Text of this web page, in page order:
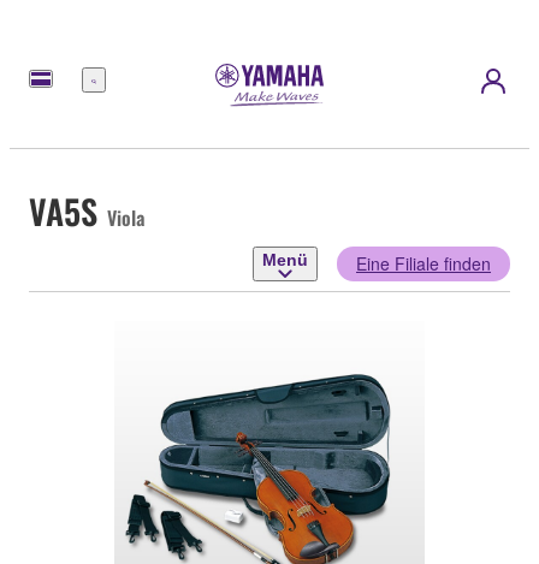
Menü
VA5S Viola
Menü Eine Filiale finden